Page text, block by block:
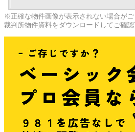
※正確な物件画像が表示されない場合が
裁判所物件資料をダウンロードしてご確認